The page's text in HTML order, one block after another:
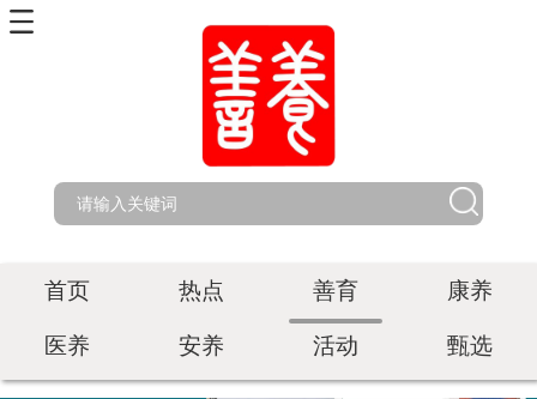
首页 热点 善育 康养
医养 安养 活动 甄选